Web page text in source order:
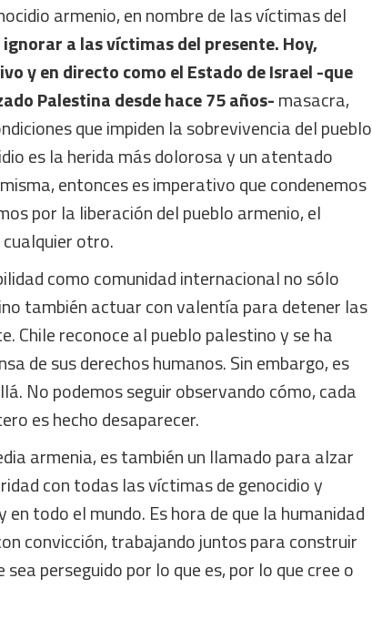
armenio, en nombre de las víctimas del
a las víctimas del presente. Hoy,
y en directo como el Estado de Israel -que
Palestina desde hace 75 años-masacra,
que impiden la sobrevivencia del pueblo
es la herida más dolorosa y un atentado
entonces es imperativo que condenemos
por la liberación del pueblo armenio, el
otro.
como comunidad internacional no sólo
también actuar con valentía para detener las
Chile reconoce al pueblo palestino y se ha
de sus derechos humanos. Sin embargo, es
No podemos seguir observando cómo, cada
es hecho desaparecer.
armenia, es también un llamado para alzar
con todas las víctimas de genocidio y
en todo el mundo. Es hora de que la humanidad
convicción, trabajando juntos para construir
perseguido por lo que es, por lo que cree o